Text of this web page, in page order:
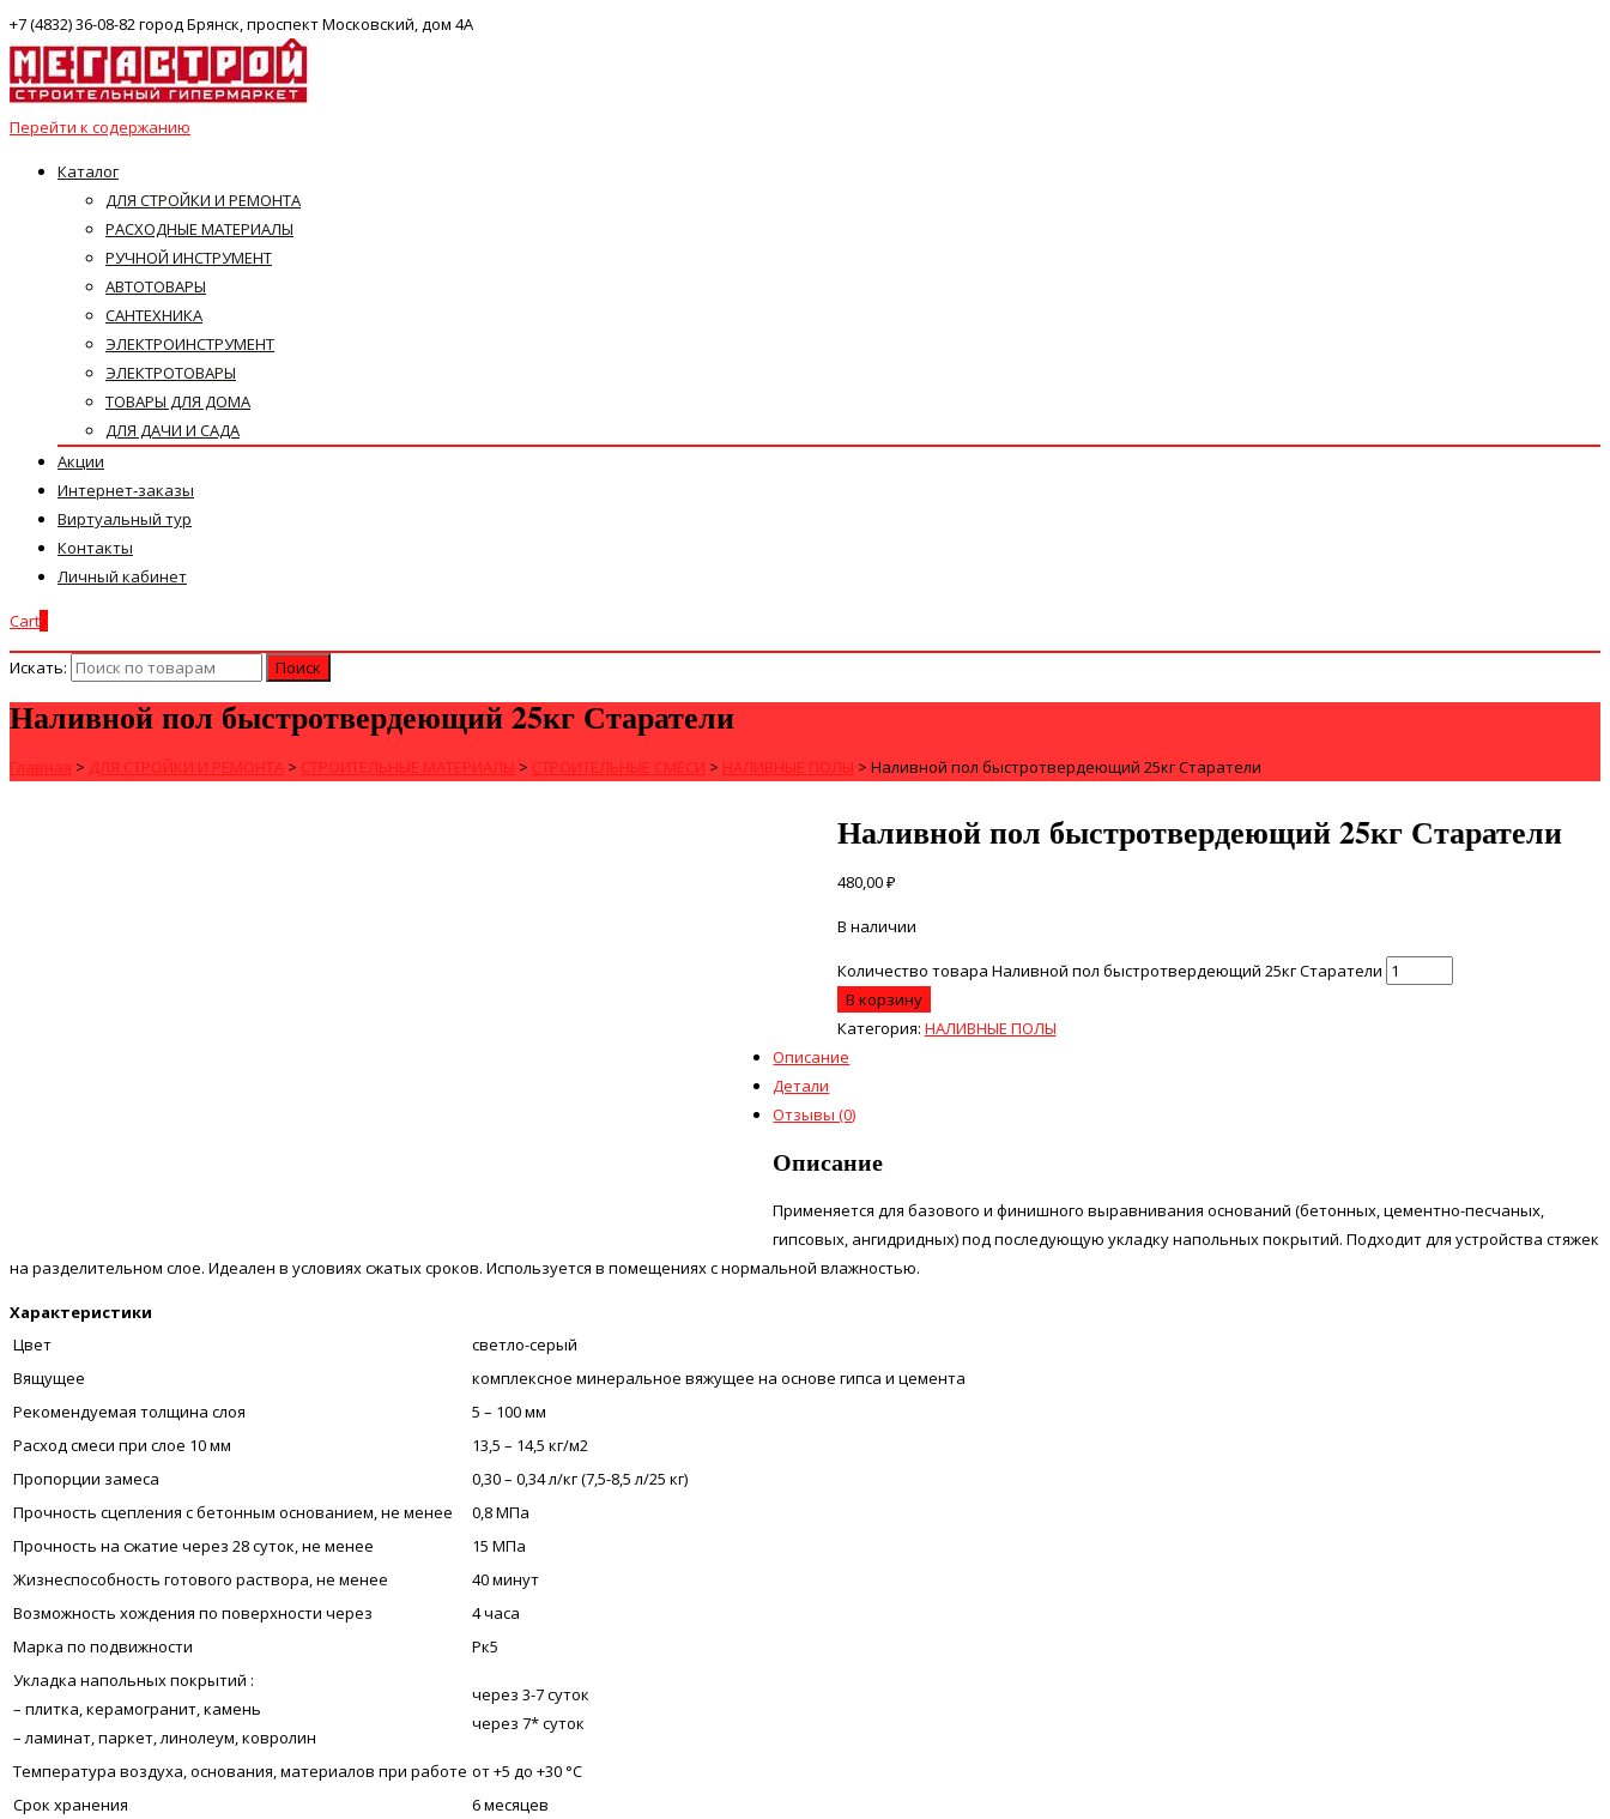
+7 (4832) 36-08-82 город Брянск, проспект Московский, дом 4А
Перейти к содержанию
Каталог
ДЛЯ СТРОЙКИ И РЕМОНТА
РАСХОДНЫЕ МАТЕРИАЛЫ
РУЧНОЙ ИНСТРУМЕНТ
АВТОТОВАРЫ
САНТЕХНИКА
ЭЛЕКТРОИНСТРУМЕНТ
ЭЛЕКТРОТОВАРЫ
ТОВАРЫ ДЛЯ ДОМА
ДЛЯ ДАЧИ И САДА
Акции
Интернет-заказы
Виртуальный тур
Контакты
Личный кабинет
Cart
Искать:
Наливной пол быстротвердеющий 25кг Старатели
Главная > ДЛЯ СТРОЙКИ И РЕМОНТА > СТРОИТЕЛЬНЫЕ МАТЕРИАЛЫ > СТРОИТЕЛЬНЫЕ СМЕСИ > НАЛИВНЫЕ ПОЛЫ > Наливной пол быстротвердеющий 25кг Старатели
Наливной пол быстротвердеющий 25кг Старатели
480,00₽
В наличии
Количество товара Наливной пол быстротвердеющий 25кг Старатели
В корзину
Категория: НАЛИВНЫЕ ПОЛЫ
Описание
Детали
Отзывы (0)
Описание
Применяется для базового и финишного выравнивания оснований (бетонных, цементно-песчаных,
гипсовых, ангидридных) под последующую укладку напольных покрытий. Подходит для устройства стяжек
на разделительном слое. Идеален в условиях сжатых сроков. Используется в помещениях с нормальной влажностью.
Характеристики
Цвет
светло-серый
Вящущее
комплексное минеральное вяжущее на основе гипса и цемента
Рекомендуемая толщина слоя
5 – 100 мм
Расход смеси при слое 10 мм
13,5 – 14,5 кг/м2
Пропорции замеса
0,30 – 0,34 л/кг (7,5-8,5 л/25 кг)
Прочность сцепления с бетонным основанием, не менее
0,8 МПа
Прочность на сжатие через 28 суток, не менее
15 МПа
Жизнеспособность готового раствора, не менее
40 минут
Возможность хождения по поверхности через
4 часа
Марка по подвижности
Рк5
Укладка напольных покрытий :
– плитка, керамогранит, камень
– ламинат, паркет, линолеум, ковролин
через 3-7 суток
через 7* суток
Температура воздуха, основания, материалов при работе от +5 до +30 °С
Срок хранения
6 месяцев